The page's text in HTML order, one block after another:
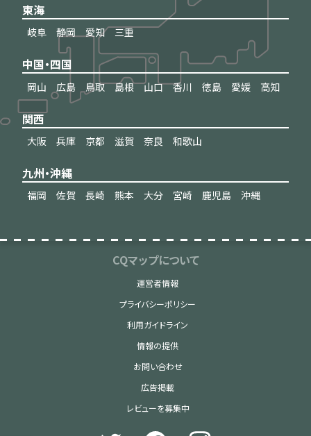
東海
岐阜 静岡 愛知 三重
中国・四国
岡山 広島 鳥取 島根 山口 香川 徳島 愛媛 高知
関西
大阪 兵庫 京都 滋賀 奈良 和歌山
九州・沖縄
福岡 佐賀 長崎 熊本 大分 宮崎 鹿児島 沖縄
CQマップについて
運営者情報
プライバシーポリシー
利用ガイドライン
情報の提供
お問い合わせ
広告掲載
レビューを募集中